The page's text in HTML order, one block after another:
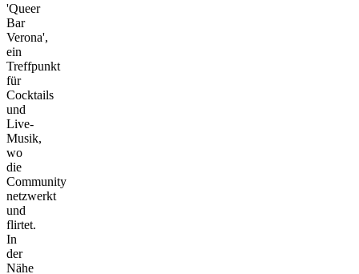
'Queer
Bar
Verona',
ein
Treffpunkt
für
Cocktails
und
Live-
Musik,
wo
die
Community
netzwerkt
und
flirtet.
In
der
Nähe